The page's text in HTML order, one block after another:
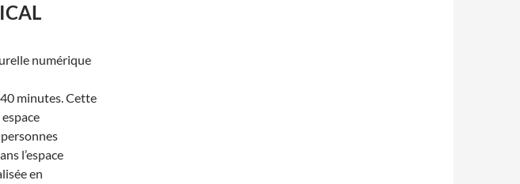
numérique
minutes. Cette
l’espace
en